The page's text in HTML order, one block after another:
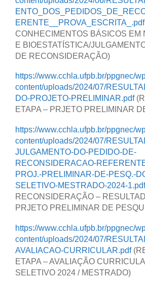
ERENTE__PROVA_ESCRITA_.pdf
CONHECIMENTOS BÁSICOS EM
E BIOESTATÍSTICA/
DE RECONSIDERAÇÃO)
https://www.cchla.ufpb.br/ppgnec/
content/uploads/2024/07/
DO-PROJETO-PRELIMINAR.pdf
ETAPA – PRJETO PRELIMINAR
https://www.cchla.ufpb.br/ppgnec/
content/uploads/2024/07/
JULGAMENTO-DO-PEDIDO-DE-
RECONSIDERACAO-
PROJ.-PRELIMINAR-DE-PESQ.-
SELETIVO-MESTRADO-2024-1.pdf
RECONSIDERAÇÃO –
PRJETO PRELIMINAR DE
https://www.cchla.ufpb.br/ppgnec/
content/uploads/2024/07/
AVALIACAO-CURRICULAR.pdf
ETAPA – AVALIAÇÃO
SELETIVO 2024 / MESTRADO)